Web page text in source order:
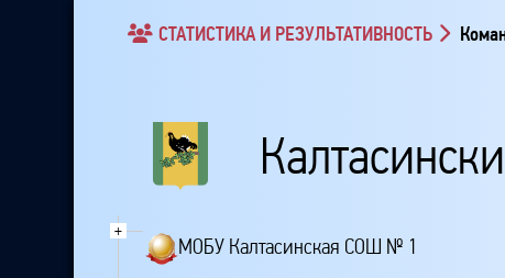
СТАТИСТИКА И РЕЗУЛЬТАТИВНОСТЬ
+
МОБУ Калтасинская СОШ № 1